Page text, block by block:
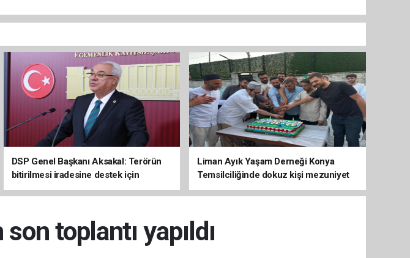
DSP Genel Başkanı Aksakal: Terörün
bitirilmesi iradesine destek için
imzalayacağım
Liman Ayık Yaşam Derneği Konya
Temsilciliğinde dokuz kişi mezuniyet
sevinci yaşadı
toplantı yapıldı